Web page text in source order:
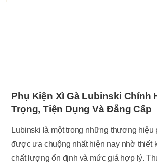
Phụ Kiện Xì Gà Lubinski Chính
Trọng, Tiện Dụng Và Đẳng Cấp
Lubinski là một trong những thương hiệu
được ưa chuộng nhất hiện nay nhờ thiết
chất lượng ổn định và mức giá hợp lý.